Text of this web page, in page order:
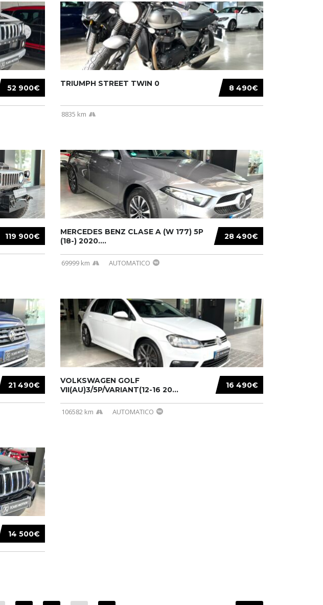
52 900€ 8 490€
TRIUMPH STREET TWIN 0
8835 km
119 900€ 28 490€
MERCEDES BENZ CLASE A (W 177) 5P
(18-) 2020....
69999 km AUTOMATICO
21 490€ 16 490€
VOLKSWAGEN GOLF
VII(AU)3/5P/VARIANT(12-16 20...
106582 km AUTOMATICO
14 500€